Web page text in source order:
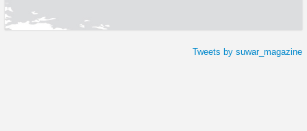
Tweets by suwar_magazine